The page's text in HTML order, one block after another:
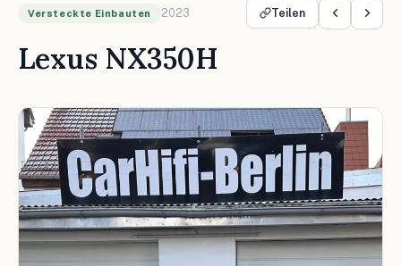
Versteckte Einbauten 2023 Teilen
Lexus NX350H